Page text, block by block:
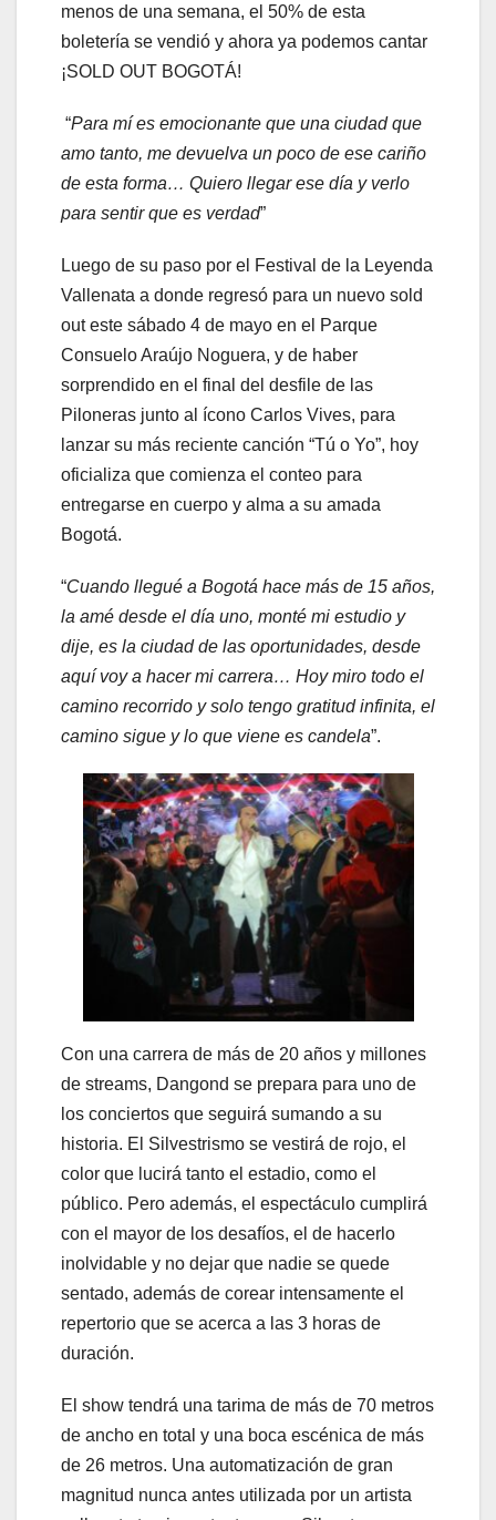
menos de una semana, el 50% de esta
boletería se vendió y ahora ya podemos cantar
¡SOLD OUT BOGOTÁ!
“Para mí es emocionante que una ciudad que
amo tanto, me devuelva un poco de ese cariño
de esta forma… Quiero llegar ese día y verlo
para sentir que es verdad”
Luego de su paso por el Festival de la Leyenda
Vallenata a donde regresó para un nuevo sold
out este sábado 4 de mayo en el Parque
Consuelo Araújo Noguera, y de haber
sorprendido en el final del desfile de las
Piloneras junto al ícono Carlos Vives, para
lanzar su más reciente canción “Tú o Yo”, hoy
oficializa que comienza el conteo para
entregarse en cuerpo y alma a su amada
Bogotá.
“Cuando llegué a Bogotá hace más de 15 años,
la amé desde el día uno, monté mi estudio y
dije, es la ciudad de las oportunidades, desde
aquí voy a hacer mi carrera… Hoy miro todo el
camino recorrido y solo tengo gratitud infinita, el
camino sigue y lo que viene es candela”.
Con una carrera de más de 20 años y millones
de streams, Dangond se prepara para uno de
los conciertos que seguirá sumando a su
historia. El Silvestrismo se vestirá de rojo, el
color que lucirá tanto el estadio, como el
público. Pero además, el espectáculo cumplirá
con el mayor de los desafíos, el de hacerlo
inolvidable y no dejar que nadie se quede
sentado, además de corear intensamente el
repertorio que se acerca a las 3 horas de
duración.
El show tendrá una tarima de más de 70 metros
de ancho en total y una boca escénica de más
de 26 metros. Una automatización de gran
magnitud nunca antes utilizada por un artista